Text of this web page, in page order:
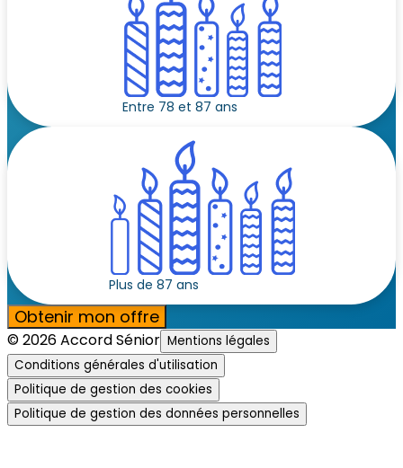
Entre 78 et 87 ans
Plus de 87 ans
Obtenir mon offre
© 2026 Accord Sénior Mentions légales
Conditions générales d'utilisation
Politique de gestion des cookies
Politique de gestion des données personnelles